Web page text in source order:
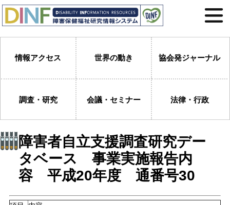
情報アクセス 世界の動き 協会発ジャーナル
調査・研究 会議・セミナー 法律・行政
障害者自立支援調査研究デー
タベース 事業実施報告内
容 平成20年度 通番号30